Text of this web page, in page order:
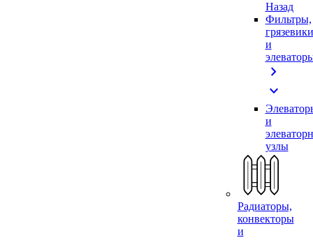
Назад
Фильтры,
грязевики
и
chevron_right
expand_more
и
узлы
Радиаторы,
конвекторы
и